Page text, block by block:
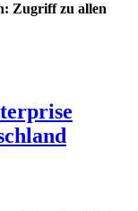
Zugriff zu allen